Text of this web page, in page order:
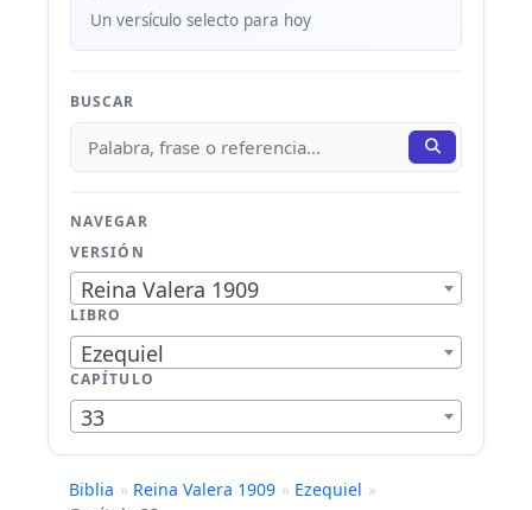
Un versículo selecto para hoy
BUSCAR
NAVEGAR
VERSIÓN
Reina Valera 1909
LIBRO
Ezequiel
CAPÍTULO
33
Biblia » Reina Valera 1909 » Ezequiel »